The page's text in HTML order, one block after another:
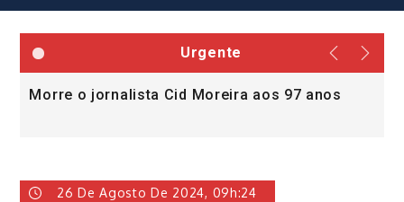
Urgente
Morre o jornalista Cid Moreira aos 97 anos
26 De Agosto De 2024, 09h:24